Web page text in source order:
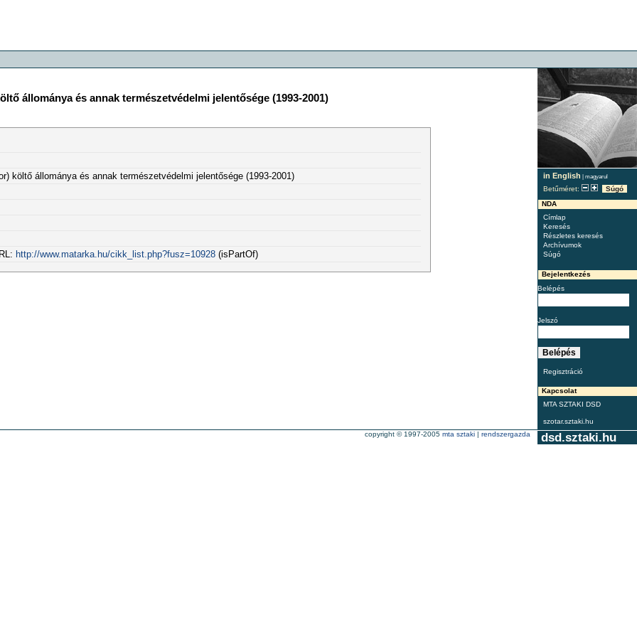
in English | magyarul
Betűméret:
Súgó
NDA
Címlap
Keresés
Részletes keresés
Archívumok
Súgó
Bejelentkezés
Belépés
Jelszó
Regisztráció
Kapcsolat
MTA SZTAKI DSD
szotar.sztaki.hu
állománya és annak természetvédelmi jelentősége (1993-2001)
költő állománya és annak természetvédelmi jelentősége (1993-2001)
http://www.matarka.hu/cikk_list.php?fusz=10928(isPartOf)
dsd.sztaki.hu
copyright © 1997-2005 mta sztaki | rendszergazda